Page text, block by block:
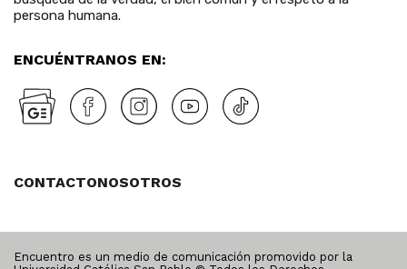
persona humana.
ENCUÉNTRANOS EN:
CONTACTONOSOTROS
Encuentro es un medio de comunicación promovido por la